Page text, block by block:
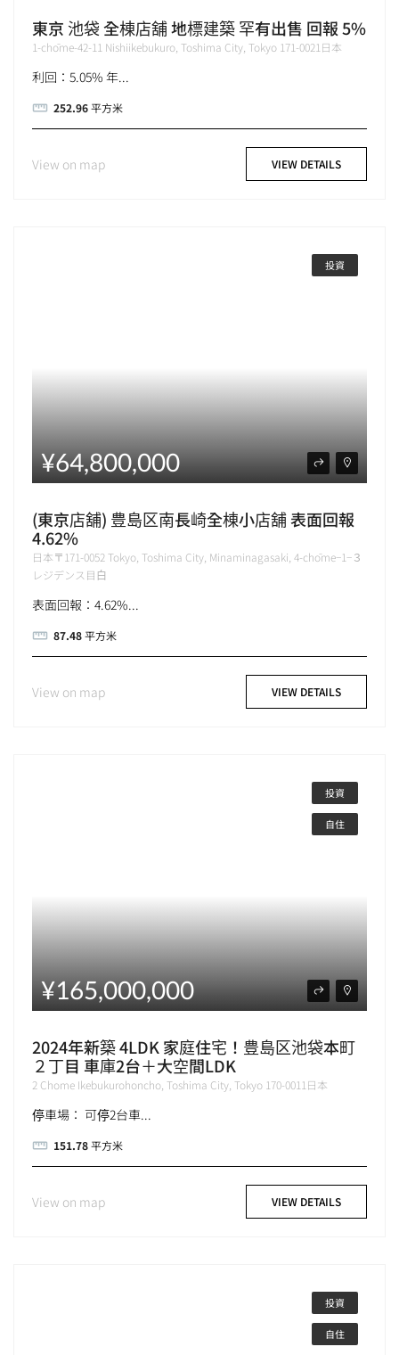
東京 池袋 全棟店舖 地標建築 罕有出售 回報 5%
1-chōme-42-11 Nishiikebukuro, Toshima City, Tokyo 171-0021日本
利回：5.05% 年...
252.96平方米
View on map VIEW DETAILS
投資
¥64,800,000
(東京店舖) 豊島区南長崎全棟小店舖 表面回報
4.62%
日本〒171-0052 Tokyo, Toshima City, Minaminagasaki, 4-chōme−1−３
レジデンス目白
表面回報：4.62%...
87.48平方米
View on map VIEW DETAILS
投資
自住
¥165,000,000
2024年新築 4LDK 家庭住宅！豊島区池袋本町
２丁目 車庫2台＋大空間LDK
2 Chome Ikebukurohoncho, Toshima City, Tokyo 170-0011日本
停車場： 可停2台車...
151.78平方米
View on map VIEW DETAILS
投資
自住